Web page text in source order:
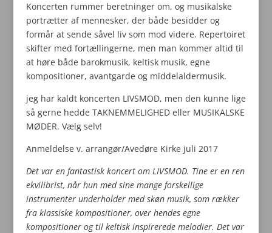
Koncerten rummer beretninger om, og musikalske
portrætter af mennesker, der både besidder og
formår at sende såvel liv som mod videre. Repertoiret
skifter med fortællingerne, men man kommer altid til
at høre både barokmusik, keltisk musik, egne
kompositioner, avantgarde og middelaldermusik.
jeg har kaldt koncerten LIVSMOD, men den kunne lige
så gerne hedde TAKNEMMELIGHED eller MUSIKALSKE
MØDER. Vælg selv!
Anmeldelse v. arrangør/Avedøre Kirke juli 2017
Det var en fantastisk koncert om LIVSMOD. Tine er en ren
ekvilibrist, når hun med sine mange forskellige
instrumenter underholder med skøn musik, som rækker
fra klassiske kompositioner, over hendes egne
kompositioner og til keltisk inspirerede melodier. Det var